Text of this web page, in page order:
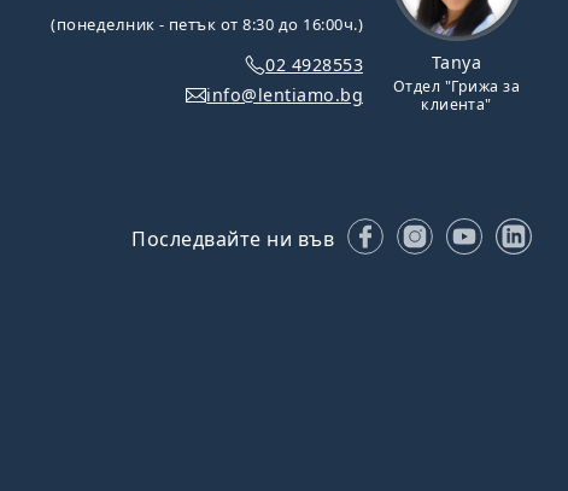
Tanya
Отдел "Грижа за
клиента"
(понеделник - петък от 8:30 до 16:00ч.)
02 4928553
info@lentiamo.bg
Последвайте ни във FacebookInstagram
YouTube